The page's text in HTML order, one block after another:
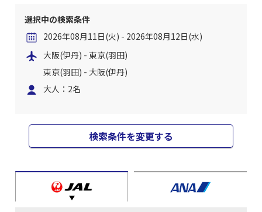
選択中の検索条件
2026年08月11日(火) - 2026年08月12日(水)
大阪(伊丹) - 東京(羽田)
東京(羽田) - 大阪(伊丹)
大人：2名
検索条件を変更する